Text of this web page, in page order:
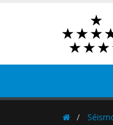
Homepage